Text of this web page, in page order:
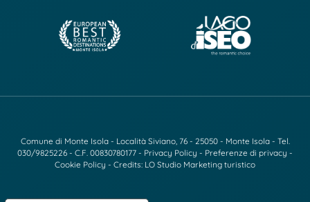
Comune di Monte Isola - Località Siviano, 76 - 25050 - Monte Isola - Tel.
030/9825226 - C.F. 00830780177 - Privacy Policy - Preferenze di privacy -
Cookie Policy - Credits: LO Studio Marketing turistico